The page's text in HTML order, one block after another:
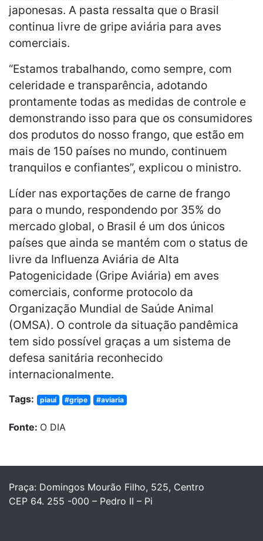
japonesas. A pasta ressalta que o Brasil
continua livre de gripe aviária para aves
comerciais.
“Estamos trabalhando, como sempre, com
celeridade e transparência, adotando
prontamente todas as medidas de controle e
demonstrando isso para que os consumidores
dos produtos do nosso frango, que estão em
mais de 150 países no mundo, continuem
tranquilos e confiantes”, explicou o ministro.
Líder nas exportações de carne de frango
para o mundo, respondendo por 35% do
mercado global, o Brasil é um dos únicos
países que ainda se mantém com o status de
livre da Influenza Aviária de Alta
Patogenicidade (Gripe Aviária) em aves
comerciais, conforme protocolo da
Organização Mundial de Saúde Animal
(OMSA). O controle da situação pandêmica
tem sido possível graças a um sistema de
defesa sanitária reconhecido
internacionalmente.
Tags: piauí #gripe #aviaria
Fonte: O DIA
Praça: Domingos Mourão Filho, 525, Centro
CEP 64. 255 -000 – Pedro II – Pi